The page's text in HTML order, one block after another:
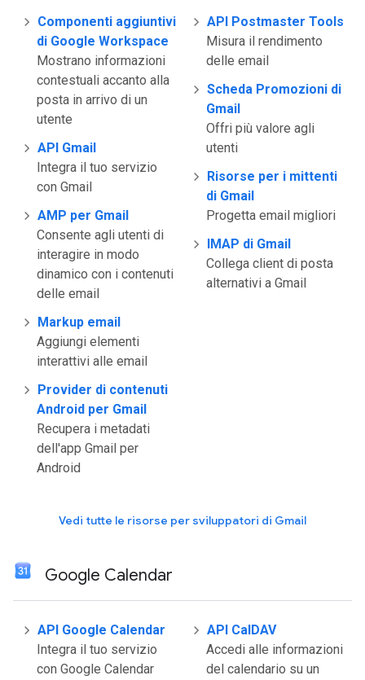
Componenti aggiuntivi
di Google Workspace
Mostrano informazioni
contestuali accanto alla
posta in arrivo di un
utente
API Gmail
Integra il tuo servizio
con Gmail
AMP per Gmail
Consente agli utenti di
interagire in modo
dinamico con i contenuti
delle email
Markup email
Aggiungi elementi
interattivi alle email
Provider di contenuti
Android per Gmail
Recupera i metadati
dell'app Gmail per
Android
API Postmaster Tools
Misura il rendimento
delle email
Scheda Promozioni di
Gmail
Offri più valore agli
utenti
Risorse per i mittenti
di Gmail
Progetta email migliori
IMAP di Gmail
Collega client di posta
alternativi a Gmail
Vedi tutte le risorse per sviluppatori di Gmail
Google Calendar
API Google Calendar
Integra il tuo servizio
con Google Calendar
API CalDAV
Accedi alle informazioni
del calendario su un